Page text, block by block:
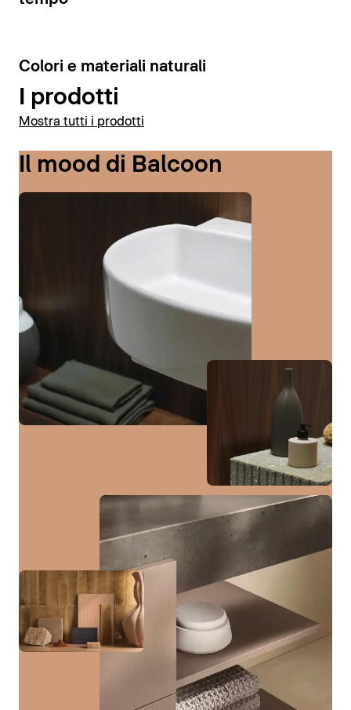
6
Colori e materiali naturali
I prodotti
Mostra tutti i prodotti
Il mood di Balcoon